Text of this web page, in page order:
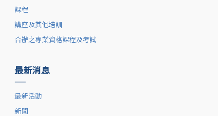
課程
講座及其他培訓
合辦之專業資格課程及考試
最新消息
——
最新活動
新聞